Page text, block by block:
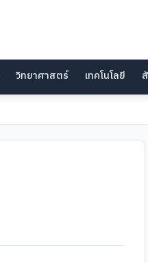
วิทยาศาสตร์ เทคโนโลยี